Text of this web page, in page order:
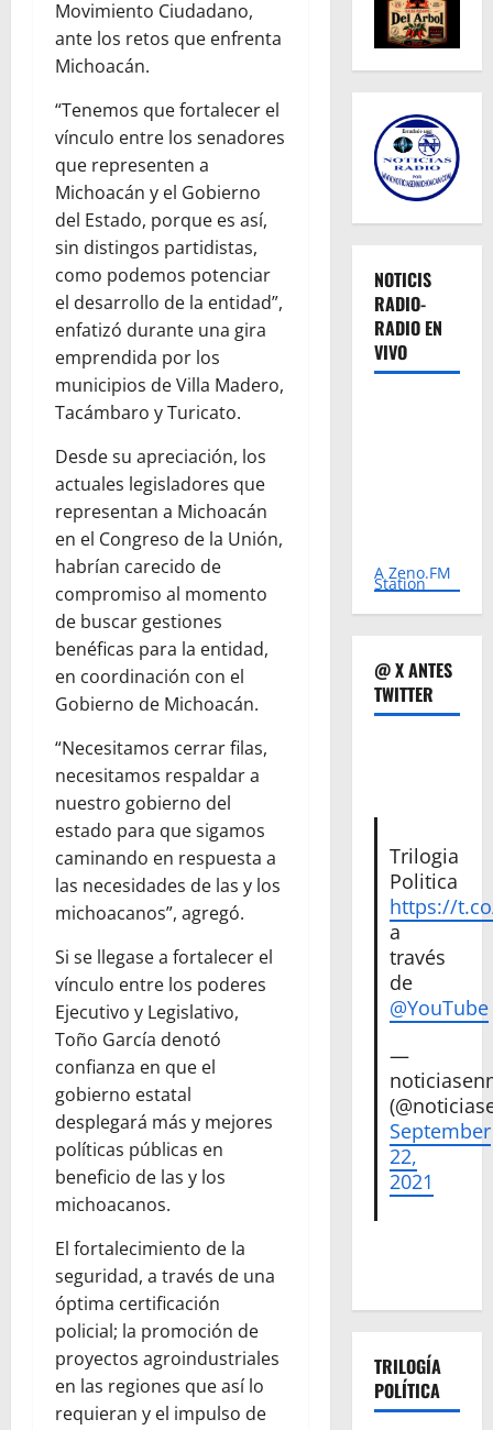
Movimiento Ciudadano,
ante los retos que enfrenta
Michoacán.
“Tenemos que fortalecer el
vínculo entre los senadores
que representen a
Michoacán y el Gobierno
del Estado, porque es así,
sin distingos partidistas,
como podemos potenciar
el desarrollo de la entidad”,
enfatizó durante una gira
emprendida por los
municipios de Villa Madero,
Tacámbaro y Turicato.
Desde su apreciación, los
actuales legisladores que
representan a Michoacán
en el Congreso de la Unión,
habrían carecido de
compromiso al momento
de buscar gestiones
benéficas para la entidad,
en coordinación con el
Gobierno de Michoacán.
“Necesitamos cerrar filas,
necesitamos respaldar a
nuestro gobierno del
estado para que sigamos
caminando en respuesta a
las necesidades de las y los
michoacanos”, agregó.
Si se llegase a fortalecer el
vínculo entre los poderes
Ejecutivo y Legislativo,
Toño García denotó
confianza en que el
gobierno estatal
desplegará más y mejores
políticas públicas en
beneficio de las y los
michoacanos.
El fortalecimiento de la
seguridad, a través de una
óptima certificación
policial; la promoción de
proyectos agroindustriales
en las regiones que así lo
requieran y el impulso de
NOTICIS
RADIO-
RADIO EN
VIVO
A Zeno.FM
Station
@ X ANTES
TWITTER
Trilogia
Politica
https://
a
través
de
@YouTube
—
September
22,
2021
TRILOGÍA
POLÍTICA